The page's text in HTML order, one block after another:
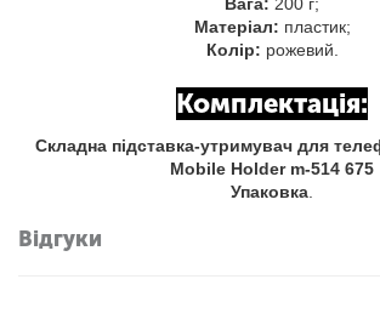
Матеріал: пластик;
Колір: рожевий.
Комплектація:
Складна підставка-утримувач для
Mobile Holder m-514 675
Упаковка
Відгуки